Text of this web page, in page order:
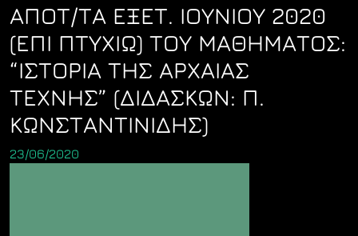
ΑΠΟΤ/ΤΑ ΕΞΕΤ. ΙΟΥΝΙΟΥ 2020
(ΕΠΙ ΠΤΥΧΙΩ) ΤΟΥ ΜΑΘΗΜΑΤΟΣ:
“ΙΣΤΟΡΙΑ ΤΗΣ ΑΡΧΑΙΑΣ
ΤΕΧΝΗΣ” (ΔΙΔΑΣΚΩΝ: Π.
ΚΩΝΣΤΑΝΤΙΝΙΔΗΣ)
23/06/2020